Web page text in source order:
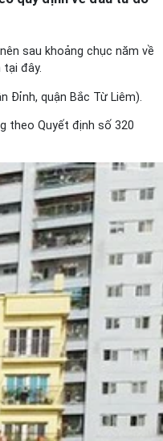
sau khoảng chục năm về
tại đây.
Đỉnh, quận Bắc Từ Liêm).
theo Quyết định số 320